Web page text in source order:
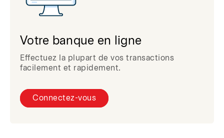
Votre banque en ligne
Effectuez la plupart de vos transactions
facilement et rapidement.
Connectez-vous